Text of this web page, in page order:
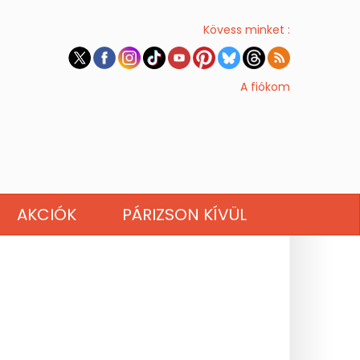
Kövess minket :
A fiókom
AKCIÓK PÁRIZSON KÍVÜL